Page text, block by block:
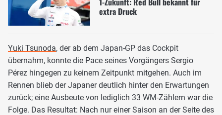
extra Druck
Yuki Tsunoda, der ab dem Japan-GP das Cockpit
übernahm, konnte die Pace seines Vorgängers Sergio
Pérez hingegen zu keinem Zeitpunkt mitgehen. Auch im
Rennen blieb der Japaner deutlich hinter den Erwartungen
zurück; eine Ausbeute von lediglich 33 WM-Zählern war die
Folge. Das Resultat: Nach nur einer Saison an der Seite des